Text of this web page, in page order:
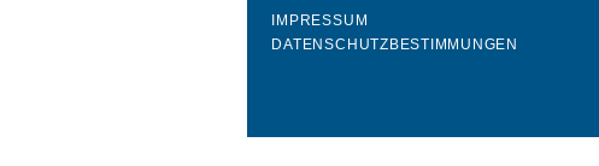
IMPRESSUM
DATENSCHUTZBESTIMMUNGEN